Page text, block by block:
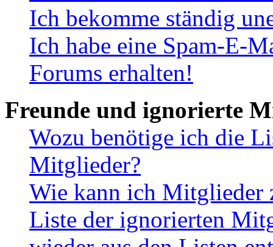
Ich bekomme ständig
Ich habe eine Spam-E-
Forums erhalten!
Freunde und ignorierte
Wozu benötige ich die
Mitglieder?
Wie kann ich Mitglieder
Liste der ignorierten